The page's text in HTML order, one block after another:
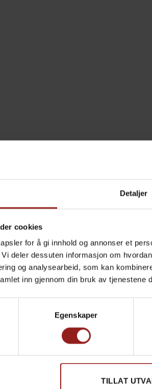
Detaljer
cookies
for å gi innhold og annonser et
deler dessuten informasjon om
og analysearbeid, som kan
inn gjennom din bruk av tjenestene
Egenskaper
TILLAT